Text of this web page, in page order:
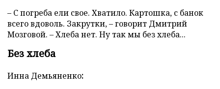
– С погреба ели свое. Хватило. Картошка, с банок
всего вдоволь. Закрутки, – говорит Дмитрий
Мозговой. – Хлеба нет. Ну так мы без хлеба...
Без хлеба
Инна Демьяненко: